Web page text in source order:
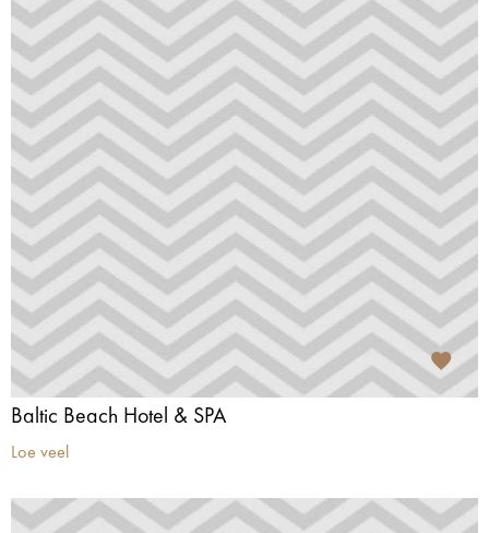
Baltic Beach Hotel & SPA
Loe veel